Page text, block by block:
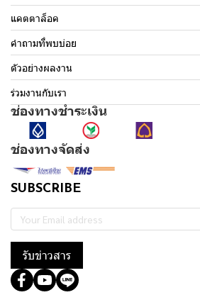
แคตตาล็อค
คำถามที่พบบ่อย
ตัวอย่างผลงาน
ร่วมงานกับเรา
ช่องทางชำระเงิน
ช่องทางจัดส่ง
SUBSCRIBE
รับข่าวสาร